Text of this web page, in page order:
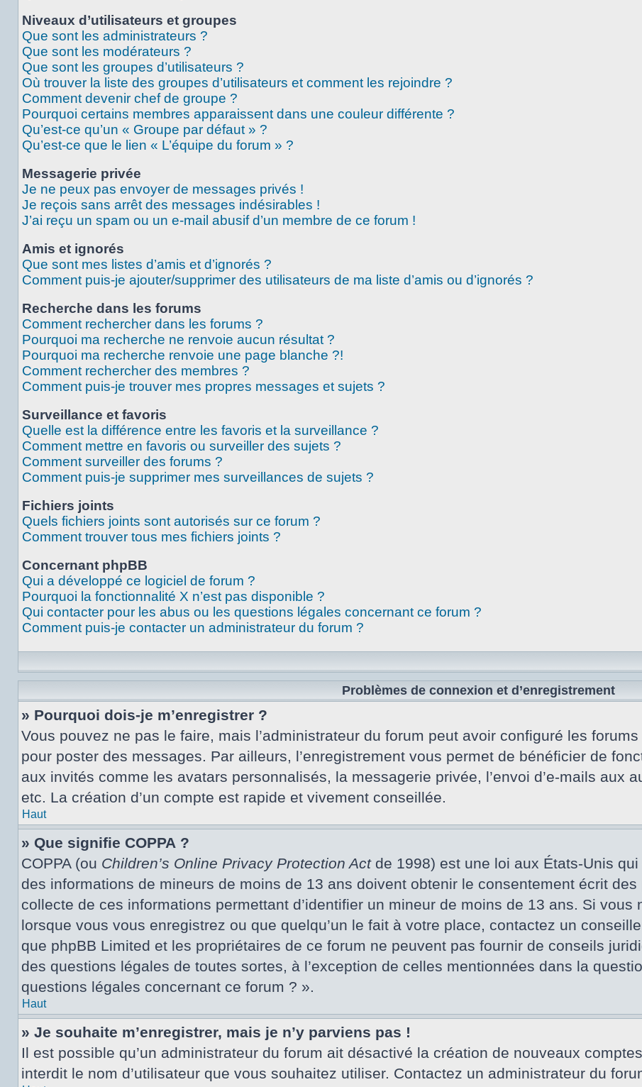
Niveaux d’utilisateurs et groupes
Que sont les administrateurs ?
Que sont les modérateurs ?
Que sont les groupes d’utilisateurs ?
Où trouver la liste des groupes d’utilisateurs et comment les rejoindre ?
Comment devenir chef de groupe ?
Pourquoi certains membres apparaissent dans une couleur différente ?
Qu’est-ce qu’un « Groupe par défaut » ?
Qu’est-ce que le lien « L’équipe du forum » ?
Messagerie privée
Je ne peux pas envoyer de messages privés !
Je reçois sans arrêt des messages indésirables !
J’ai reçu un spam ou un e-mail abusif d’un membre de ce forum !
Amis et ignorés
Que sont mes listes d’amis et d’ignorés ?
Comment puis-je ajouter/supprimer des utilisateurs de ma liste d’amis ou d’ignorés ?
Recherche dans les forums
Comment rechercher dans les forums ?
Pourquoi ma recherche ne renvoie aucun résultat ?
Pourquoi ma recherche renvoie une page blanche ?!
Comment rechercher des membres ?
Comment puis-je trouver mes propres messages et sujets ?
Surveillance et favoris
Quelle est la différence entre les favoris et la surveillance ?
Comment mettre en favoris ou surveiller des sujets ?
Comment surveiller des forums ?
Comment puis-je supprimer mes surveillances de sujets ?
Fichiers joints
Quels fichiers joints sont autorisés sur ce forum ?
Comment trouver tous mes fichiers joints ?
Concernant phpBB
Qui a développé ce logiciel de forum ?
Pourquoi la fonctionnalité X n’est pas disponible ?
Qui contacter pour les abus ou les questions légales concernant ce forum ?
Comment puis-je contacter un administrateur du forum ?
Problèmes de connexion et d’enregistrement
» Pourquoi dois-je m’enregistrer ?
Vous pouvez ne pas le faire, mais l’administrateur du forum peut avoir configuré les
pour poster des messages. Par ailleurs, l’enregistrement vous permet de bénéficier de
aux invités comme les avatars personnalisés, la messagerie privée, l’envoi d’e-mails aux
etc. La création d’un compte est rapide et vivement conseillée.
Haut
» Que signifie COPPA ?
COPPA (ou Children’s Online Privacy Protection Actde 1998) est une loi aux États-Unis
des informations de mineurs de moins de 13 ans doivent obtenir le consentement écrit des
collecte de ces informations permettant d’identifier un mineur de moins de 13 ans. Si vous
lorsque vous vous enregistrez ou que quelqu’un le fait à votre place, contactez un
que phpBB Limited et les propriétaires de ce forum ne peuvent pas fournir de conseils
des questions légales de toutes sortes, à l’exception de celles mentionnées dans la
questions légales concernant ce forum ? ».
Haut
» Je souhaite m’enregistrer, mais je n’y parviens pas !
Il est possible qu’un administrateur du forum ait désactivé la création de nouveaux
interdit le nom d’utilisateur que vous souhaitez utiliser. Contactez un administrateur du